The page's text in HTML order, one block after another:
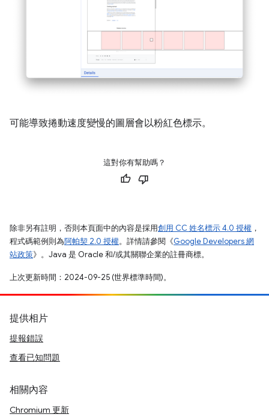
可能導致捲動速度變慢的圖層會以粉紅色標示。
這對你有幫助嗎？
除非另有註明，否則本頁面中的內容是採用創用 CC 姓名標示 4.0 授權 ，
程式碼範例則為阿帕契 2.0 授權。詳情請參閱《Google Developers 網
站政策》。Java 是 Oracle 和/或其關聯企業的註冊商標。
上次更新時間：2024-09-25 (世界標準時間)。
提供相片
提報錯誤
查看已知問題
相關內容
Chromium 更新